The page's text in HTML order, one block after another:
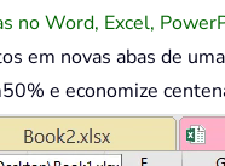
no Word, Excel,
em novas abas de
e economize